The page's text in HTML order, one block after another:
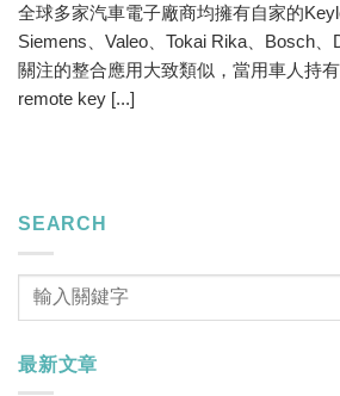
全球多家汽車電子廠商均擁有自家的
Siemens、Valeo、Tokai Rika、Bosch
關注的整合應用大致類似，當用車人持
remote key [...]
SEARCH
最新文章